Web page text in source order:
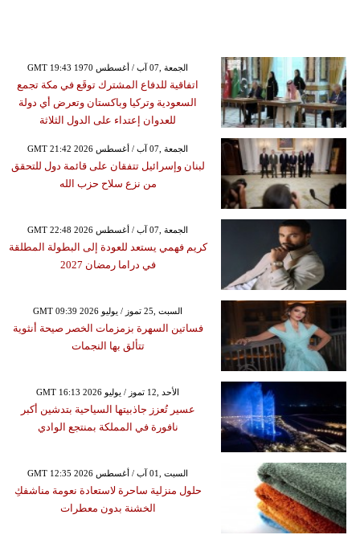
GMT 19:43 1970 الجمعة ,07 آب / أغسطس
اتفاقية للدفاع المشترك توقَع في مكة تجمع
السعودية وتركيا وباكستان وتعرض أي دولة
للعدوان إعتداء على الدول الثلاثة
GMT 21:42 2026 الجمعة ,07 آب / أغسطس
لبنان وإسرائيل تتفقان على قائمة دول للتحقق
من نزع سلاح حزب الله
GMT 22:48 2026 الجمعة ,07 آب / أغسطس
كريم فهمي يستعد للعودة إلى البطولة المطلقة
في دراما رمضان 2027
GMT 09:39 2026 السبت ,25 تموز / يوليو
فساتين السهرة بزمزمات الخصر صيحة أنثوية
تتألق بها النجمات
GMT 16:13 2026 الأحد ,12 تموز / يوليو
عسير تُعزز جاذبيتها السياحية بتدشين أكبر
نافورة في المملكة بمنتجع الوادي
GMT 12:35 2026 السبت ,01 آب / أغسطس
حلول منزلية ساحرة لاستعادة نعومة مناشفكِ
الخشنة بدون معطرات